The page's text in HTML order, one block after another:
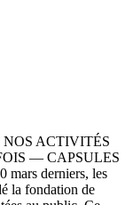
NOS ACTIVITÉS
— CAPSULES
derniers, les
la fondation de